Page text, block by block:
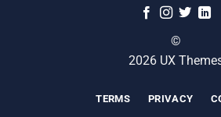
©
2026 UX
TERMS PRIVACY